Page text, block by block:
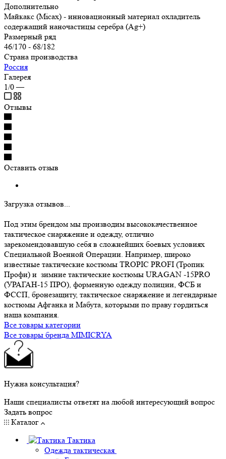
Дополнительно
Майкакс (Micax) - инновационный материал охладитель
содержащий наночастицы серебра (Ag+)
Размерный ряд
46/170 - 68/182
Страна производства
Россия
Галерея
1/0 —
Отзывы
Оставить отзыв
Загрузка отзывов...
Под этим брендом мы производим высококачественное
тактическое снаряжение и одежду, отлично
зарекомендовавшую себя в сложнейших боевых условиях
Специальной Военной Операции. Например, широко
известные тактические костюмы TROPIC PROFI (Тропик
Профи) и зимние тактические костюмы URAGAN -15PRO
(УРАГАН-15 ПРО), форменную одежду полиции, ФСБ и
ФССП, бронезащиту, тактическое снаряжение и легендарные
костюмы Афганка и Мабута, которыми по праву гордиться
наша компания.
Все товары категории
Все товары бренда MIMICRYA
Нужна консультация?
Наши специалисты ответят на любой интересующий вопрос
Задать вопрос
Каталог
Тактика
Одежда тактическая